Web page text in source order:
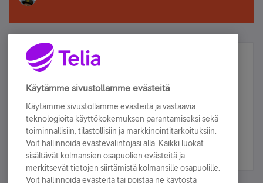
Älä jää paitsi – osallistu ja voita!
Tilaa Telian uutiskirje ja olet mukana arvonnassa.
sähköpostiisi.
Tilaa nyt
Käytämme sivustollamme evästeitä
Käytämme sivustollamme evästeitä ja vastaavia
teknologioita käyttökokemuksen parantamiseksi sekä
toiminnallisiin, tilastollisiin ja markkinointitarkoituksiin.
Voit hallinnoida evästevalintojasi alla. Kaikki luokat
sisältävät kolmansien osapuolien evästeitä ja
merkitsevät tietojen siirtämistä kolmansille osapuolille.
Voit hallinnoida evästeitä tai poistaa ne käytöstä